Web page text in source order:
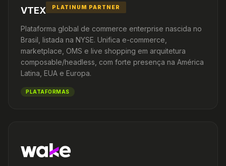
VTEX PLATINUM PARTNER
Plataforma global de commerce enterprise nascida no
Brasil, listada na NYSE. Unifica e-commerce,
marketplace, OMS e live shopping em arquitetura
composable/headless, com forte presença na América
Latina, EUA e Europa.
PLATAFORMAS